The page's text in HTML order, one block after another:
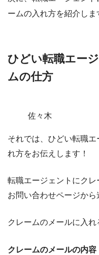
ームの入れ方を紹介しま
ひどい転職エー
ムの仕方
佐々木
それでは、ひどい転職
れ方をお伝えします！
転職エージェントにクレ
お問い合わせページから
クレームのメールに入れ
クレームのメールの内容